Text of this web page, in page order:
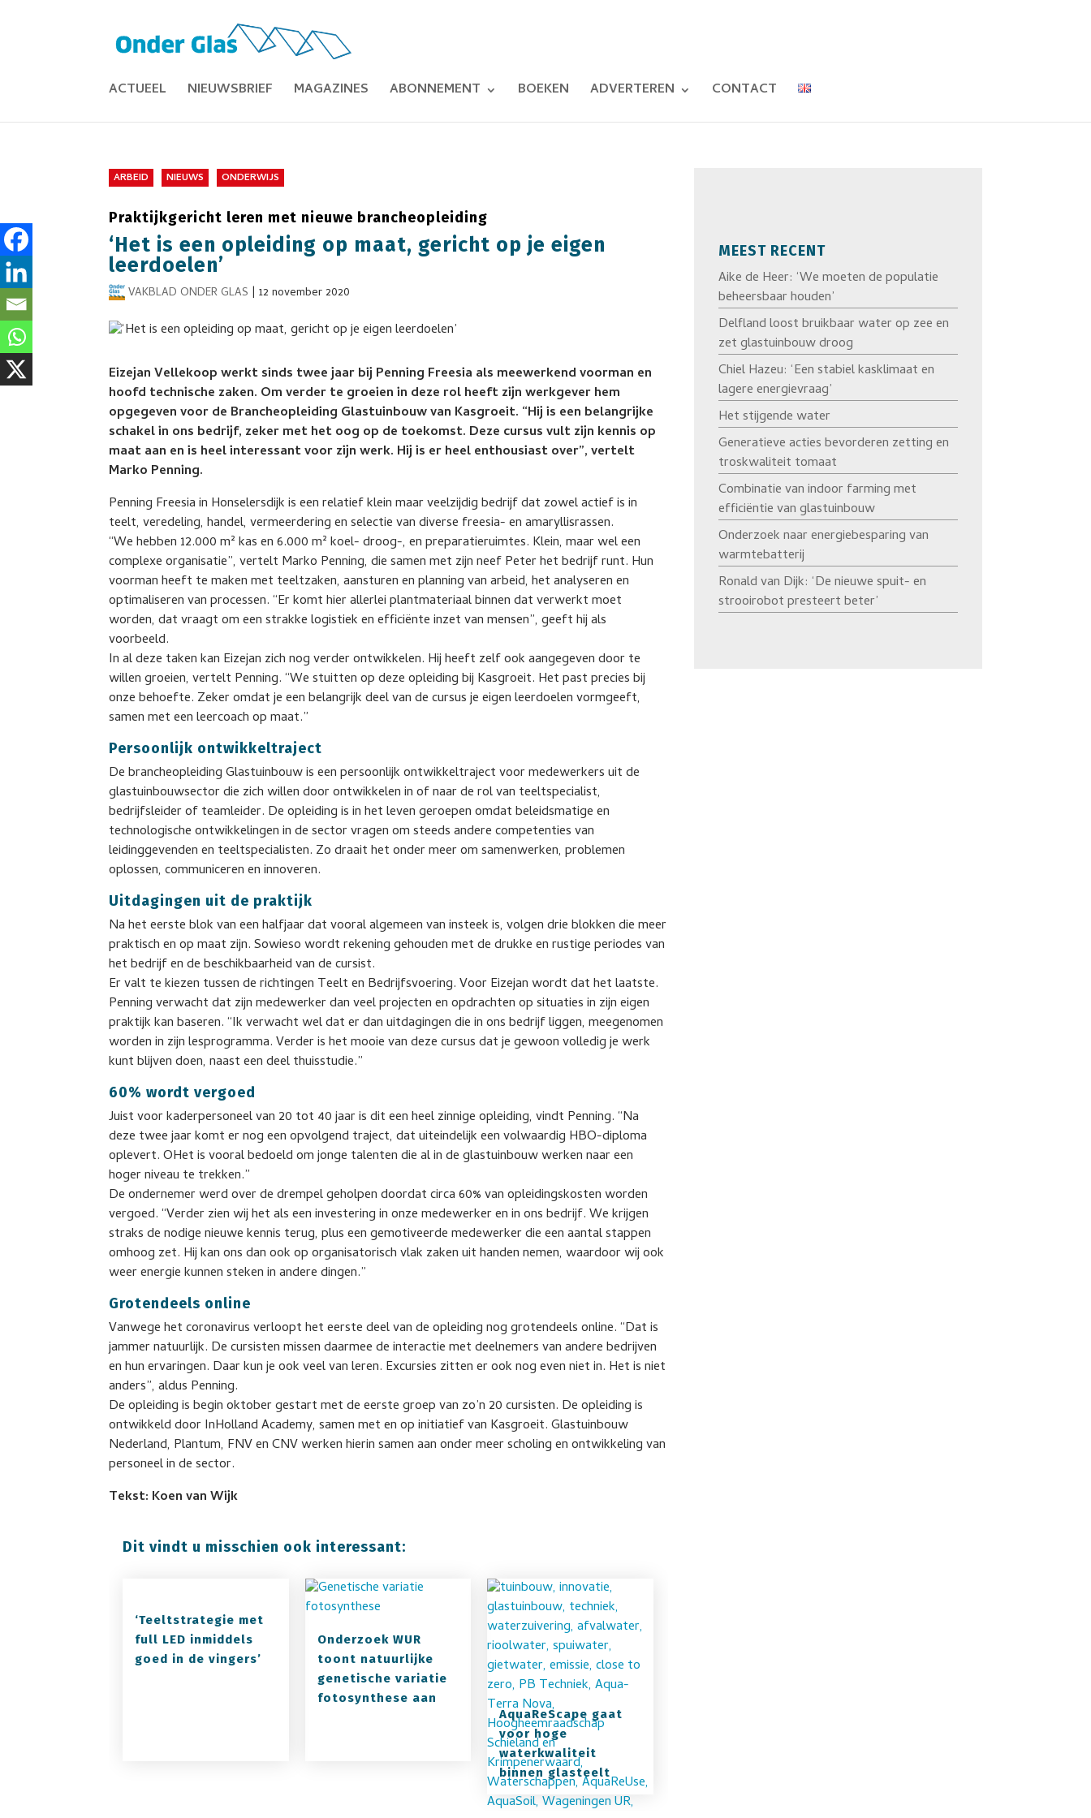
ACTUEEL NIEUWSBRIEF MAGAZINES ABONNEMENT BOEKEN ADVERTEREN CONTACT
ARBEID NIEUWS ONDERWIJS
Praktijkgericht leren met nieuwe brancheopleiding
‘Het is een opleiding op maat, gericht op je eigen
leerdoelen’
VAKBLAD ONDER GLAS |12 november 2020
Eizejan Vellekoop werkt sinds twee jaar bij Penning Freesia als meewerkend voorman en
hoofd technische zaken. Om verder te groeien in deze rol heeft zijn werkgever hem
opgegeven voor de Brancheopleiding Glastuinbouw van Kasgroeit. “Hij is een belangrijke
schakel in ons bedrijf, zeker met het oog op de toekomst. Deze cursus vult zijn kennis op
maat aan en is heel interessant voor zijn werk. Hij is er heel enthousiast over”, vertelt
Marko Penning.
Penning Freesia in Honselersdijk is een relatief klein maar veelzijdig bedrijf dat zowel actief is in
teelt, veredeling, handel, vermeerdering en selectie van diverse freesia- en amaryllisrassen.
“We hebben 12.000 m² kas en 6.000 m² koel- droog-, en preparatieruimtes. Klein, maar wel een
complexe organisatie”, vertelt Marko Penning, die samen met zijn neef Peter het bedrijf runt. Hun
voorman heeft te maken met teeltzaken, aansturen en planning van arbeid, het analyseren en
optimaliseren van processen. “Er komt hier allerlei plantmateriaal binnen dat verwerkt moet
worden, dat vraagt om een strakke logistiek en efficiënte inzet van mensen”, geeft hij als
voorbeeld.
In al deze taken kan Eizejan zich nog verder ontwikkelen. Hij heeft zelf ook aangegeven door te
willen groeien, vertelt Penning. “We stuitten op deze opleiding bij Kasgroeit. Het past precies bij
onze behoefte. Zeker omdat je een belangrijk deel van de cursus je eigen leerdoelen vormgeeft,
samen met een leercoach op maat.”
Persoonlijk ontwikkeltraject
De brancheopleiding Glastuinbouw is een persoonlijk ontwikkeltraject voor medewerkers uit de
glastuinbouwsector die zich willen door ontwikkelen in of naar de rol van teeltspecialist,
bedrijfsleider of teamleider. De opleiding is in het leven geroepen omdat beleidsmatige en
technologische ontwikkelingen in de sector vragen om steeds andere competenties van
leidinggevenden en teeltspecialisten. Zo draait het onder meer om samenwerken, problemen
oplossen, communiceren en innoveren.
Uitdagingen uit de praktijk
Na het eerste blok van een halfjaar dat vooral algemeen van insteek is, volgen drie blokken die meer
praktisch en op maat zijn. Sowieso wordt rekening gehouden met de drukke en rustige periodes van
het bedrijf en de beschikbaarheid van de cursist.
Er valt te kiezen tussen de richtingen Teelt en Bedrijfsvoering. Voor Eizejan wordt dat het laatste.
Penning verwacht dat zijn medewerker dan veel projecten en opdrachten op situaties in zijn eigen
praktijk kan baseren. “Ik verwacht wel dat er dan uitdagingen die in ons bedrijf liggen, meegenomen
worden in zijn lesprogramma. Verder is het mooie van deze cursus dat je gewoon volledig je werk
kunt blijven doen, naast een deel thuisstudie.”
60% wordt vergoed
Juist voor kaderpersoneel van 20 tot 40 jaar is dit een heel zinnige opleiding, vindt Penning. “Na
deze twee jaar komt er nog een opvolgend traject, dat uiteindelijk een volwaardig HBO-diploma
oplevert. OHet is vooral bedoeld om jonge talenten die al in de glastuinbouw werken naar een
hoger niveau te trekken.”
De ondernemer werd over de drempel geholpen doordat circa 60% van opleidingskosten worden
vergoed. “Verder zien wij het als een investering in onze medewerker en in ons bedrijf. We krijgen
straks de nodige nieuwe kennis terug, plus een gemotiveerde medewerker die een aantal stappen
omhoog zet. Hij kan ons dan ook op organisatorisch vlak zaken uit handen nemen, waardoor wij ook
weer energie kunnen steken in andere dingen.”
Grotendeels online
Vanwege het coronavirus verloopt het eerste deel van de opleiding nog grotendeels online. “Dat is
jammer natuurlijk. De cursisten missen daarmee de interactie met deelnemers van andere bedrijven
en hun ervaringen. Daar kun je ook veel van leren. Excursies zitten er ook nog even niet in. Het is niet
anders”, aldus Penning.
De opleiding is begin oktober gestart met de eerste groep van zo’n 20 cursisten. De opleiding is
ontwikkeld door InHolland Academy, samen met en op initiatief van Kasgroeit. Glastuinbouw
Nederland, Plantum, FNV en CNV werken hierin samen aan onder meer scholing en ontwikkeling van
personeel in de sector.
Tekst: Koen van Wijk
Dit vindt u misschien ook interessant:
‘Teeltstrategie met
full LED inmiddels
goed in de vingers’
Onderzoek WUR
toont natuurlijke
genetische variatie
fotosynthese aan
AquaReScape gaat
voor hoge
waterkwaliteit
binnen glasteelt
MEEST RECENT
Aike de Heer: ‘We moeten de populatie
beheersbaar houden’
Delfland loost bruikbaar water op zee en
zet glastuinbouw droog
Chiel Hazeu: ‘Een stabiel kasklimaat en
lagere energievraag’
Het stijgende water
Generatieve acties bevorderen zetting en
troskwaliteit tomaat
Combinatie van indoor farming met
efficiëntie van glastuinbouw
Onderzoek naar energiebesparing van
warmtebatterij
Ronald van Dijk: ‘De nieuwe spuit- en
strooirobot presteert beter’